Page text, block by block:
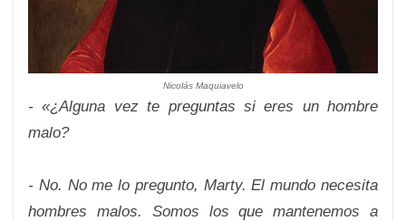
Nicolás Maquiavelo
- «¿Alguna vez te preguntas si eres un hombre
malo?
- No. No me lo pregunto, Marty. El mundo necesita
hombres malos. Somos los que mantenemos a